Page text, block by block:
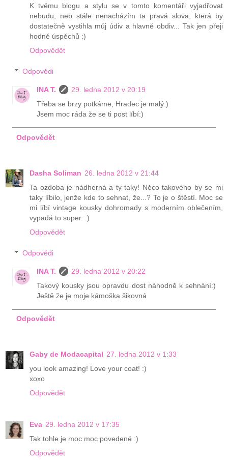
K tvému blogu a stylu se v tomto komentáři vyjadřovat
nebudu, neb stále nenacházím ta pravá slova, která by
dostatečně vystihla můj údiv a hlavně obdiv... Tak jen přeji
hodně úspěchů :)
Odpovědět
Odpovědi
INA T.
29. ledna 2012 v 20:19
Třeba se brzy potkáme, Hradec je malý:)
Jsem moc ráda že se ti post líbí:)
Odpovědět
Dasha Soliman 26. ledna 2012 v 21:44
Ta ozdoba je nádherná a ty taky! Něco takového by se mi
taky líbilo, jenže kde to sehnat, že...? To je o štěstí. Moc se
mi líbí vintage kousky dohromady s moderním oblečením,
vypadá to super. :)
Odpovědět
Odpovědi
INA T.
29. ledna 2012 v 20:22
Takový kousky jsou opravdu dost náhodně k sehnání:)
Ještě že je moje kámoška šikovná
Odpovědět
Gaby de Modacapital 27. ledna 2012 v 1:33
you look amazing! Love your coat! :)
xoxo
Odpovědět
Eva 29. ledna 2012 v 17:35
Tak tohle je moc moc povedené :)
Odpovědět